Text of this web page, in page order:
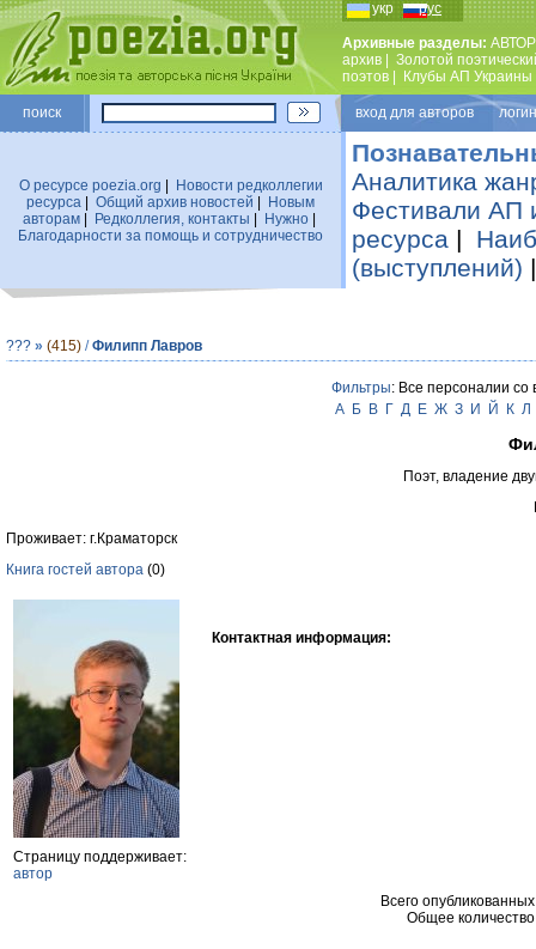
укр рус
Архивные разделы:
архив
Золотой
поэтов
Клубы АП Украины
поиск вход для авторов
О ресурсе poezia.org
Новости редколлегии
ресурса
Общий архив новостей
Новым
авторам| Редколлегия, контакты Нужно|
Благодарности за помощь и сотрудничество
Аналитика
Фестивали АП
ресурса |
(выступлений)
??? » (415) /Филипп Лавров
Фильтры: Все персоналии со
А
Б В Г Д Е Ж З И Й К Л
Поэт, владение
Проживает: г.Краматорск
Книга гостей автора (0)
Страницу поддерживает:
автор
Контактная информация:
Всего
Общее